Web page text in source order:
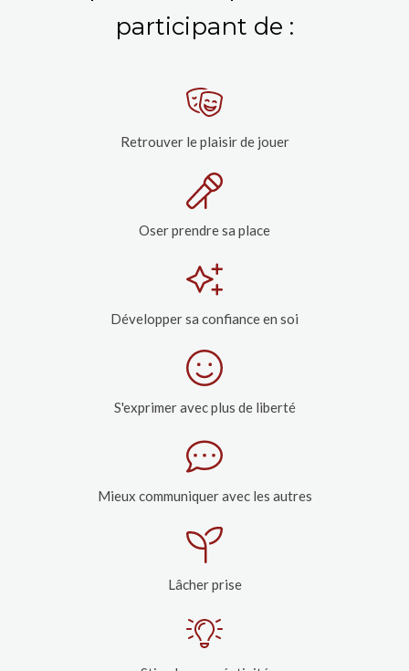
participant de :
Retrouver le plaisir de jouer
Oser prendre sa place
Développer sa confiance en soi
S'exprimer avec plus de liberté
Mieux communiquer avec les autres
Lâcher prise